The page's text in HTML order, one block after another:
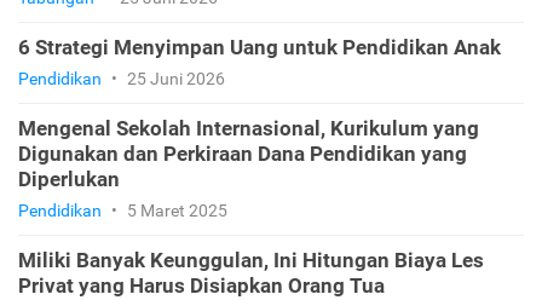
6 Strategi Menyimpan Uang untuk Pendidikan Anak
Pendidikan • 25 Juni 2026
Mengenal Sekolah Internasional, Kurikulum yang
Digunakan dan Perkiraan Dana Pendidikan yang
Diperlukan
Pendidikan • 5 Maret 2025
Miliki Banyak Keunggulan, Ini Hitungan Biaya Les
Privat yang Harus Disiapkan Orang Tua